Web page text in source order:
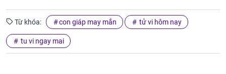
Từ khóa: con giáp may mắn tử vi hôm nay
tu vi ngay mai